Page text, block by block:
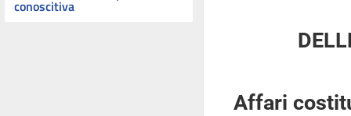
conoscitiva
Affari